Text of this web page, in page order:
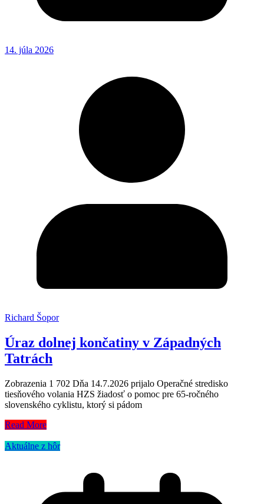
14. júla 2026
Richard Šopor
Úraz dolnej končatiny v Západných
Tatrách
Zobrazenia 1 702 Dňa 14.7.2026 prijalo Operačné stredisko
tiesňového volania HZS žiadosť o pomoc pre 65-ročného
slovenského cyklistu, ktorý si pádom
Read More
Aktuálne z hôr